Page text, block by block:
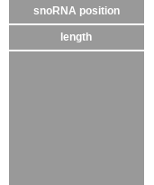
snoRNA position
length